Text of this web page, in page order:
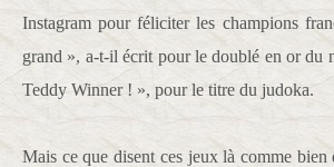
Instagram pour féliciter les champions
grand », a-t-il écrit pour le doublé en or du
Teddy Winner ! », pour le titre du judoka.
Mais ce que disent ces jeux là comme bien